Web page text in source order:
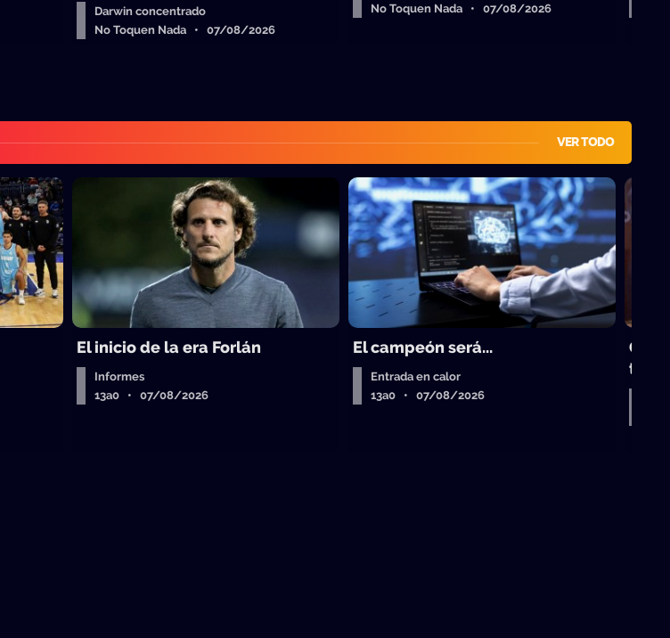
Darwin concentrado
No Toquen Nada • 07/08/2026
No Toquen Nada • 07/08/2026
VER TODO
El inicio de la era Forlán
Informes
13a0 • 07/08/2026
El campeón será...
Entrada en calor
13a0 • 07/08/2026